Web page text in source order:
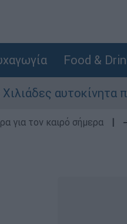
Food &
για τον καιρό σήμερα